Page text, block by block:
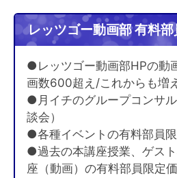
レッツゴー動画部 有料
●レッツゴー動画部HPの動
画数600超え/これからも増
●月イチのグループコンサ
談会）
●各種イベントの有料部員
●過去の本講座授業、ゲス
座（動画）の有料部員限定